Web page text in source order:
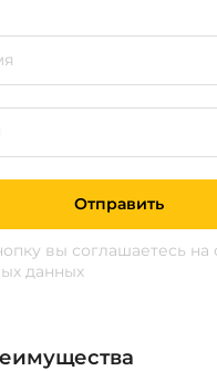
Отправить
вы соглашаетесь на
данных